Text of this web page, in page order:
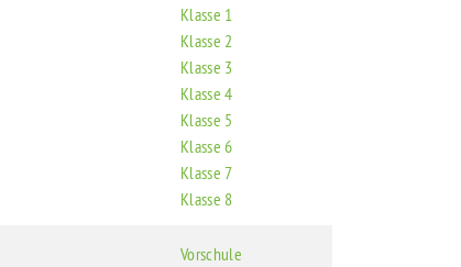
Klasse 1
Klasse 2
Klasse 3
Klasse 4
Klasse 5
Klasse 6
Klasse 7
Klasse 8
Vorschule